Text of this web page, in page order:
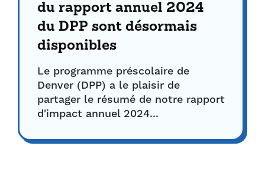
du rapport annuel 2024
du DPP sont désormais
disponibles
Le programme préscolaire de
Denver (DPP) a le plaisir de
partager le résumé de notre rapport
d'impact annuel 2024...